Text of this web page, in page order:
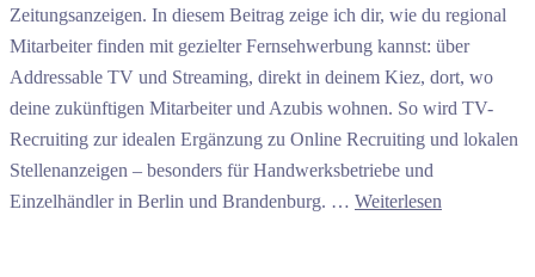
Zeitungsanzeigen. In diesem Beitrag zeige ich dir, wie du regional
Mitarbeiter finden mit gezielter Fernsehwerbung kannst: über
Addressable TV und Streaming, direkt in deinem Kiez, dort, wo
deine zukünftigen Mitarbeiter und Azubis wohnen. So wird TV-
Recruiting zur idealen Ergänzung zu Online Recruiting und lokalen
Stellenanzeigen – besonders für Handwerksbetriebe und
Einzelhändler in Berlin und Brandenburg. … Weiterlesen